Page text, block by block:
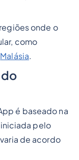
onde o
como
Malásia.
do
é baseado na
iniciada pelo
de acordo